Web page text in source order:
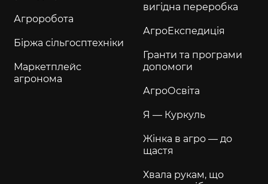
Агроробота
Біржа сільгосптехніки
Маркетплейс
агронома
вигідна переробка
АгроЕкспедиція
Гранти та програми
допомоги
АгроОсвіта
Я — Куркуль
Жінка в агро — до
щастя
Хвала рукам, що